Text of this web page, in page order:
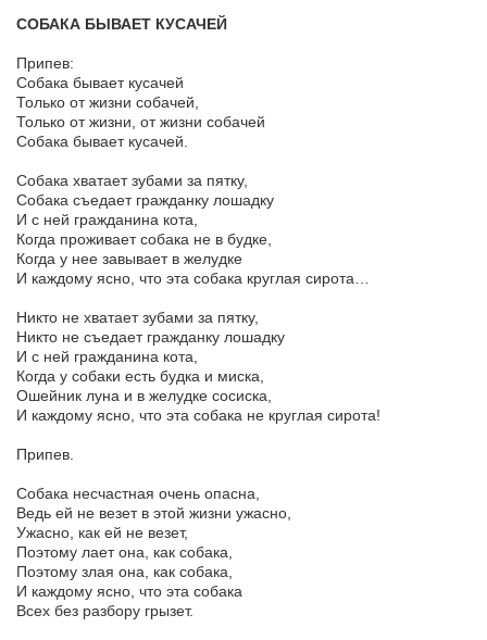
СОБАКА БЫВАЕТ КУСАЧЕЙ
Припев:
Собака бывает кусачей
Только от жизни собачей,
Только от жизни, от жизни собачей
Собака бывает кусачей.
Собака хватает зубами за пятку,
Собака съедает гражданку лошадку
И с ней гражданина кота,
Когда проживает собака не в будке,
Когда у нее завывает в желудке
И каждому ясно, что эта собака круглая сирота…
Никто не хватает зубами за пятку,
Никто не съедает гражданку лошадку
И с ней гражданина кота,
Когда у собаки есть будка и миска,
Ошейник луна и в желудке сосиска,
И каждому ясно, что эта собака не круглая сирота!
Припев.
Собака несчастная очень опасна,
Ведь ей не везет в этой жизни ужасно,
Ужасно, как ей не везет,
Поэтому лает она, как собака,
Поэтому злая она, как собака,
И каждому ясно, что эта собака
Всех без разбору грызет.